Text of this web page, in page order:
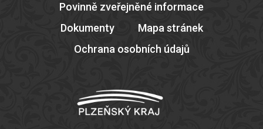
Povinně zveřejněné informace
Dokumenty
Mapa stránek
Ochrana osobních údajů